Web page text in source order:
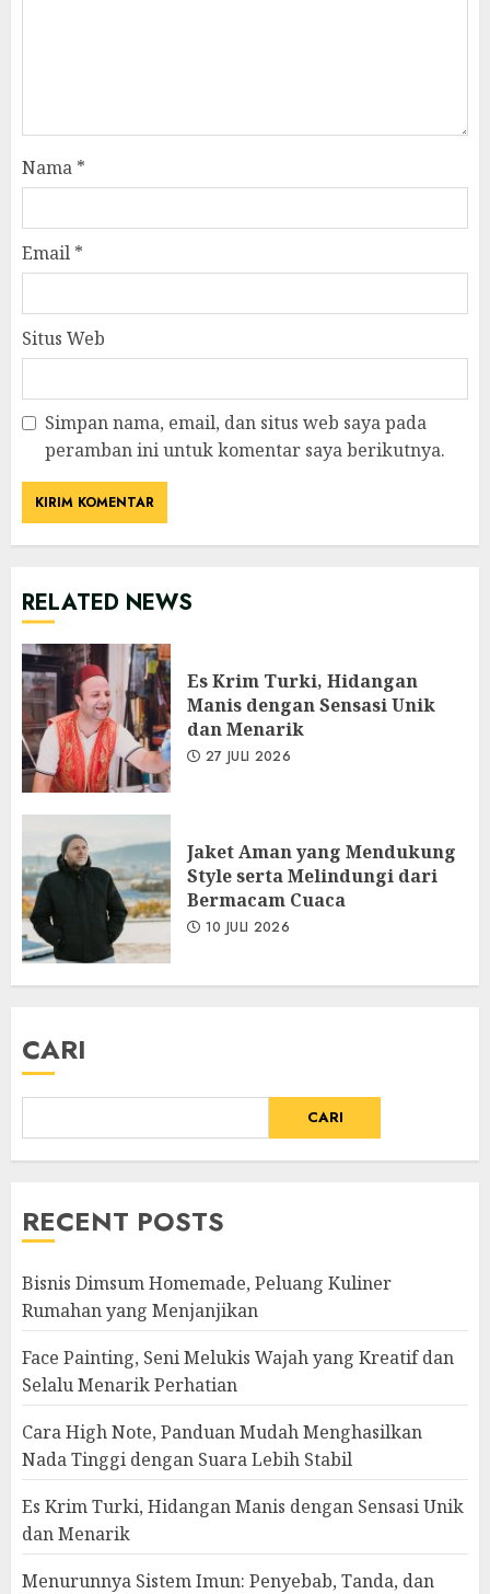
Nama *
Email *
Situs Web
Simpan nama, email, dan situs web saya pada
peramban ini untuk komentar saya berikutnya.
RELATED NEWS
Es Krim Turki, Hidangan
Manis dengan Sensasi Unik
dan Menarik
27 JULI 2026
Jaket Aman yang Mendukung
Style serta Melindungi dari
Bermacam Cuaca
10 JULI 2026
CARI
CARI
RECENT POSTS
Bisnis Dimsum Homemade, Peluang Kuliner
Rumahan yang Menjanjikan
Face Painting, Seni Melukis Wajah yang Kreatif dan
Selalu Menarik Perhatian
Cara High Note, Panduan Mudah Menghasilkan
Nada Tinggi dengan Suara Lebih Stabil
Es Krim Turki, Hidangan Manis dengan Sensasi Unik
dan Menarik
Menurunnya Sistem Imun: Penyebab, Tanda, dan